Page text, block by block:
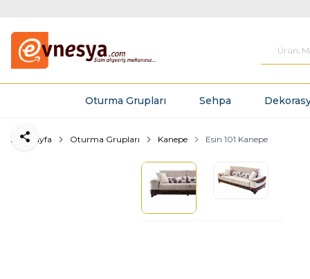
Oturma Grupları Sehpa
Ana Sayfa Oturma Grupları Kanepe Esin 101 Kanepe
Paylaş